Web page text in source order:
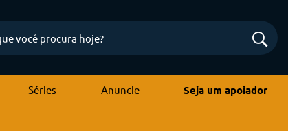
Séries Anuncie Seja um apoiador